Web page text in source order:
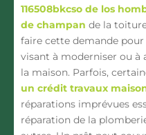
116508bkcso de los
de champan de la
faire cette demande
visant à moderniser ou à
la maison. Parfois,
un crédit travaux
réparations imprévues
réparation de la